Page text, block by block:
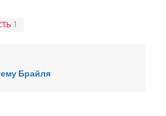
1
Брайля